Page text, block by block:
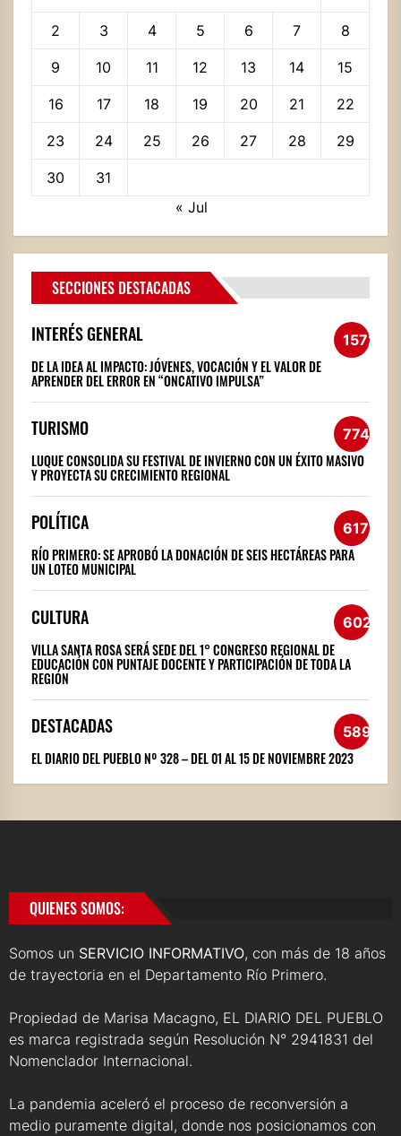
2 3 4 5 6 7 8
9 10 11 12 13 14 15
16 17 18 19 20 21 22
23 24 25 26 27 28 29
30
31
« Jul
SECCIONES DESTACADAS
INTERÉS GENERAL 1572
DE LA IDEA AL IMPACTO: JÓVENES, VOCACIÓN Y EL VALOR DE
APRENDER DEL ERROR EN “ONCATIVO IMPULSA”
TURISMO 774
LUQUE CONSOLIDA SU FESTIVAL DE INVIERNO CON UN ÉXITO MASIVO
Y PROYECTA SU CRECIMIENTO REGIONAL
POLÍTICA 617
RÍO PRIMERO: SE APROBÓ LA DONACIÓN DE SEIS HECTÁREAS PARA
UN LOTEO MUNICIPAL
CULTURA 602
VILLA SANTA ROSA SERÁ SEDE DEL 1° CONGRESO REGIONAL DE
EDUCACIÓN CON PUNTAJE DOCENTE Y PARTICIPACIÓN DE TODA LA
REGIÓN
DESTACADAS 589
EL DIARIO DEL PUEBLO Nº 328 – DEL 01 AL 15 DE NOVIEMBRE 2023
QUIENES SOMOS:
Somos un SERVICIO INFORMATIVO, con más de 18 años
de trayectoria en el Departamento Río Primero.
Propiedad de Marisa Macagno, EL DIARIO DEL PUEBLO
es marca registrada según Resolución N° 2941831 del
Nomenclador Internacional.
La pandemia aceleró el proceso de reconversión a
medio puramente digital, donde nos posicionamos con